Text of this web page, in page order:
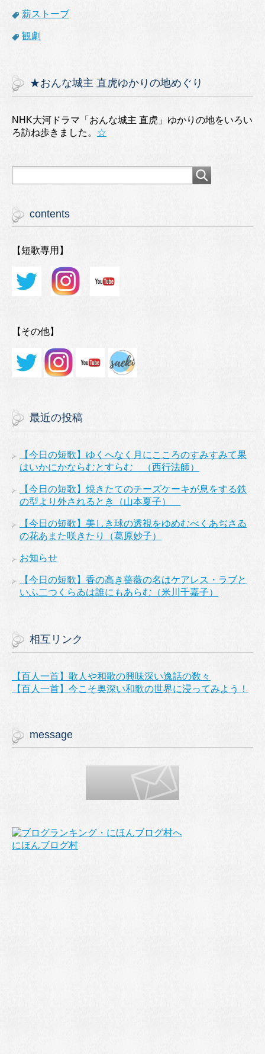
薪ストーブ
観劇
★おんな城主 直虎ゆかりの地めぐり
NHK大河ドラマ「おんな城主 直虎」ゆかりの地をいろい
ろ訪ね歩きました。 ☆
contents
【短歌専用】
【その他】
最近の投稿
【今日の短歌】ゆくへなく月にこころのすみすみて果
はいかにかならむとすらむ （西行法師）
【今日の短歌】焼きたてのチーズケーキが息をする鉄
の型より外されるとき（山本夏子）
【今日の短歌】美しき球の透視をゆめむべくあぢさゐ
の花あまた咲きたり（葛原妙子）
お知らせ
【今日の短歌】香の高き薔薇の名はケアレス・ラブと
いふ二つくらゐは誰にもあらむ（米川千嘉子）
相互リンク
【百人一首】歌人や和歌の興味深い逸話の数々
【百人一首】今こそ奥深い和歌の世界に浸ってみよう！
message
にほんブログ村